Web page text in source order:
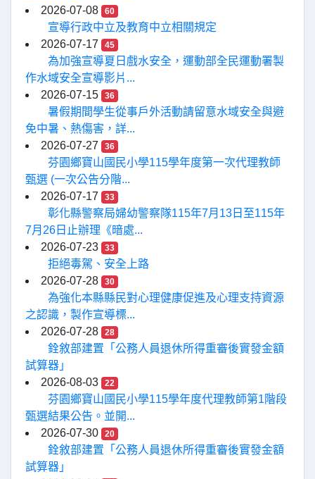
2026-07-08
60
宣導行政中立及教育中立相關規定
2026-07-17
45
為加強宣導夏日戲水安全，運動部全民運動署製
作水域安全宣導影片...
2026-07-15
36
暑假期間學生從事戶外活動請留意水域安全與避
免中暑、熱傷害，詳...
2026-07-27
36
芬園鄉寶山國民小學115學年度第一次代理教師
甄選 (一次公告分階...
2026-07-17
33
彰化縣警察局婦幼警察隊115年7月13日至115年
7月26日止辦理《暗處...
2026-07-23
33
拒絕毒駕、安全上路
2026-07-28
30
為強化本縣縣民對心理健康促進及心理支持資源
之認識，製作宣導標...
2026-07-28
28
銓敘部建置「公務人員退休所得重審後實發金額
試算器」
2026-08-03
22
芬園鄉寶山國民小學115學年度代理教師第1階段
甄選結果公告。並開...
2026-07-30
20
銓敘部建置「公務人員退休所得重審後實發金額
試算器」